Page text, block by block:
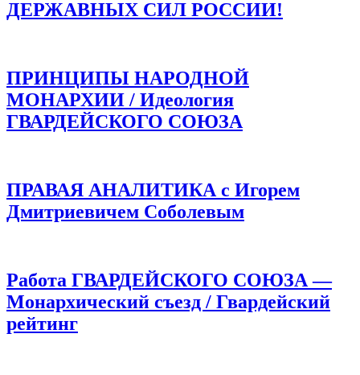
ДЕРЖАВНЫХ СИЛ РОССИИ!
ПРИНЦИПЫ НАРОДНОЙ
МОНАРХИИ / Идеология
ГВАРДЕЙСКОГО СОЮЗА
ПРАВАЯ АНАЛИТИКА с Игорем
Дмитриевичем Соболевым
Работа ГВАРДЕЙСКОГО СОЮЗА —
Монархический съезд / Гвардейский
рейтинг